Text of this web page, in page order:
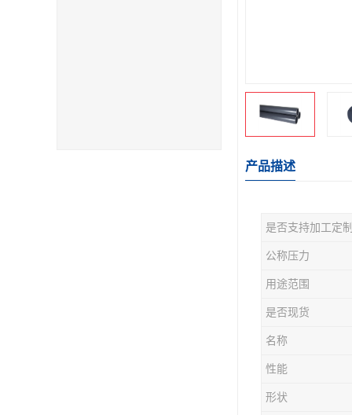
产品描述
是否支持加工定制
公称压力
用途范围
是否现货
名称
性能
形状